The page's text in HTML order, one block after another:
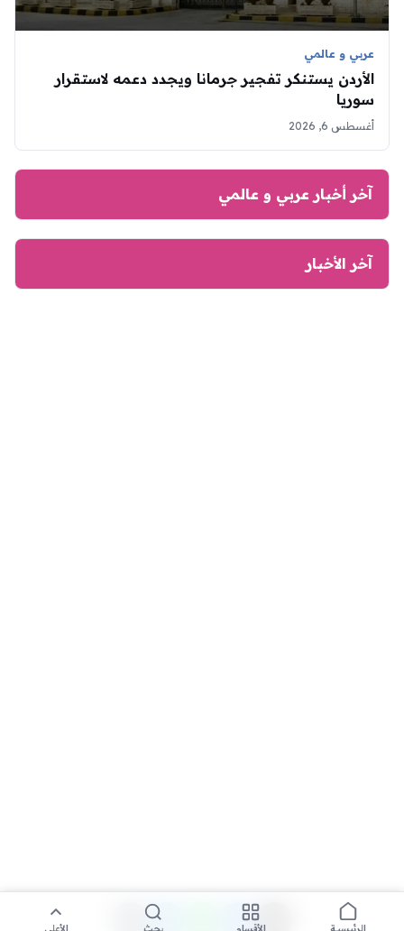
عربي و عالمي
الأردن يستنكر تفجير جرمانا ويجدد دعمه لاستقرار
سوريا
أغسطس 6, 2026
آخر أخبار عربي و عالمي
آخر الأخبار
الأقسام بحث الأعلى